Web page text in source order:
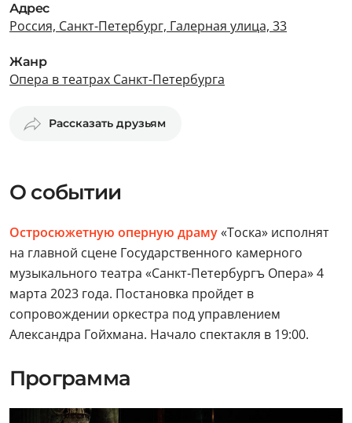
Адрес
Россия, Санкт-Петербург, Галерная улица, 33
Жанр
Опера в театрах Санкт-Петербурга
Рассказать друзьям
О событии
Остросюжетную оперную драму«Тоска» исполнят
на главной сцене Государственного камерного
музыкального театра «Санкт-Петербургъ Опера» 4
марта 2023 года. Постановка пройдет в
сопровождении оркестра под управлением
Александра Гойхмана. Начало спектакля в 19:00.
Программа